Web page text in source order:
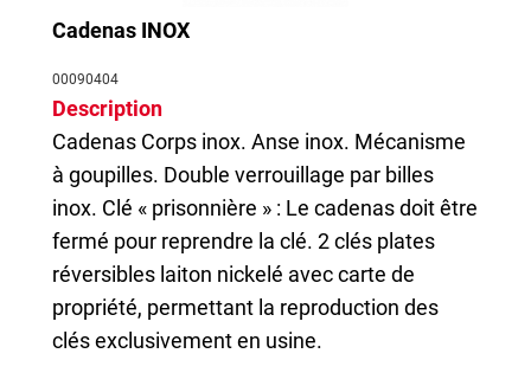
Cadenas INOX
00090404
Description
Cadenas Corps inox. Anse inox. Mécanisme
à goupilles. Double verrouillage par billes
inox. Clé « prisonnière » : Le cadenas doit être
fermé pour reprendre la clé. 2 clés plates
réversibles laiton nickelé avec carte de
propriété, permettant la reproduction des
clés exclusivement en usine.